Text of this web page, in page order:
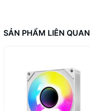
SẢN PHẨM LIÊN QUAN